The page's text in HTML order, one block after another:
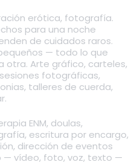
erótica, fotografía.
para una noche
de cuidados raros.
— todo lo que
otra. Arte gráfico, carteles,
fotográficas,
talleres de cuerda,
ENM, doulas,
escritura por encargo,
dirección de eventos
— vídeo, foto, voz, texto —